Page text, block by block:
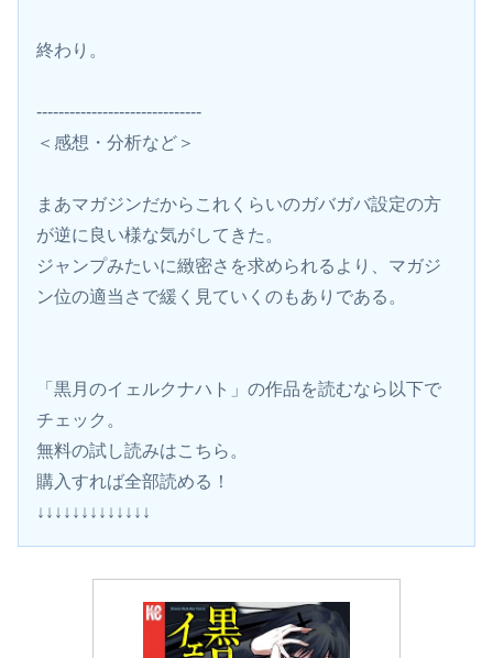
終わり。
------------------------------
＜感想・分析など＞
まあマガジンだからこれくらいのガバガバ設定の方
が逆に良い様な気がしてきた。
ジャンプみたいに緻密さを求められるより、マガジ
ン位の適当さで緩く見ていくのもありである。
「黒月のイェルクナハト」の作品を読むなら以下で
チェック。
無料の試し読みはこちら。
購入すれば全部読める！
↓↓↓↓↓↓↓↓↓↓↓↓↓